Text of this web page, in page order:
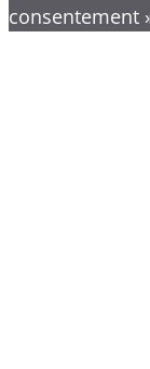
consentement